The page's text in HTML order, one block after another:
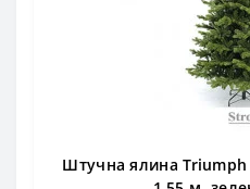
Штучна ялина Triumph